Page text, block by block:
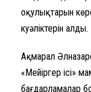
оқулықтарын
куәліктерін алды.
Ақмарал
«Мейіргер ісі»
бағдарламалар